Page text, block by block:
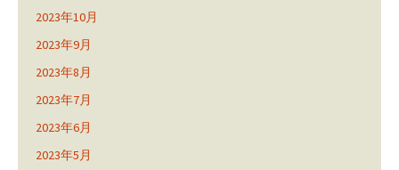
2023年10月
2023年9月
2023年8月
2023年7月
2023年6月
2023年5月